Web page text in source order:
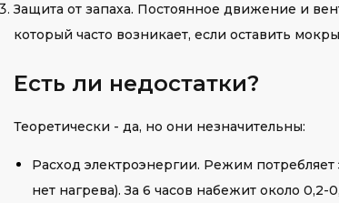
Защита от запаха. Постоянное движение и
который часто возникает, если оставить
Есть ли недостатки?
Теоретически - да, но они незначительны:
Расход электроэнергии. Режим потребляет
нет нагрева). За 6 часов набежит около